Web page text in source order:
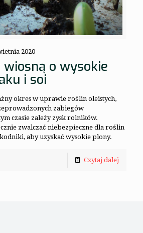
2020
wiosną o wysokie
i soi
okres w uprawie roślin oleistych,
zabiegów
czasie zależy zysk rolników.
zwalczać niebezpieczne dla roślin
aby uzyskać wysokie plony.
Czytaj dalej